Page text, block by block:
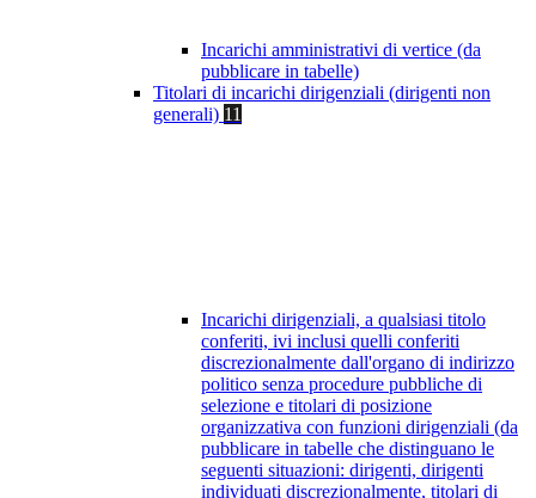
Incarichi amministrativi di vertice (da
pubblicare in tabelle)
Titolari di incarichi dirigenziali (dirigenti non
generali) 11
Incarichi dirigenziali, a qualsiasi titolo
conferiti, ivi inclusi quelli conferiti
discrezionalmente dall'organo di indirizzo
politico senza procedure pubbliche di
selezione e titolari di posizione
organizzativa con funzioni dirigenziali (da
pubblicare in tabelle che distinguano le
seguenti situazioni: dirigenti, dirigenti
individuati discrezionalmente, titolari di